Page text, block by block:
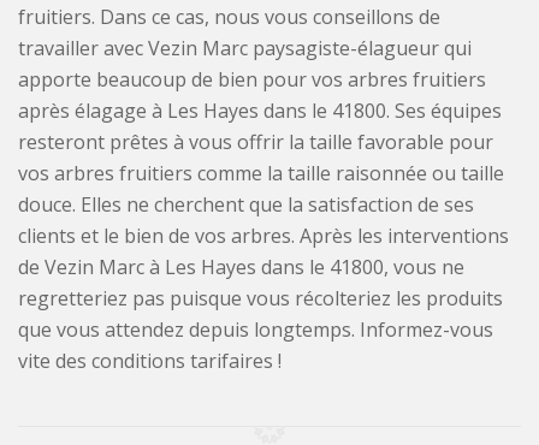
fruitiers. Dans ce cas, nous vous conseillons de
travailler avec Vezin Marc paysagiste-élagueur qui
apporte beaucoup de bien pour vos arbres fruitiers
après élagage à Les Hayes dans le 41800. Ses équipes
resteront prêtes à vous offrir la taille favorable pour
vos arbres fruitiers comme la taille raisonnée ou taille
douce. Elles ne cherchent que la satisfaction de ses
clients et le bien de vos arbres. Après les interventions
de Vezin Marc à Les Hayes dans le 41800, vous ne
regretteriez pas puisque vous récolteriez les produits
que vous attendez depuis longtemps. Informez-vous
vite des conditions tarifaires !